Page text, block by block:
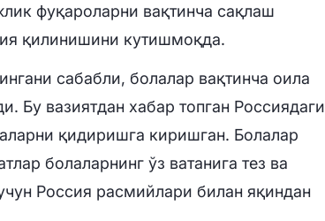
фуқароларни вақтинча сақлаш
қилинишини кутишмоқда.
сабабли, болалар вақтинча оила
Бу вазиятдан хабар топган Россиядаги
қидиришга киришган. Болалар
болаларнинг ўз ватанига тез ва
Россия расмийлари билан яқиндан